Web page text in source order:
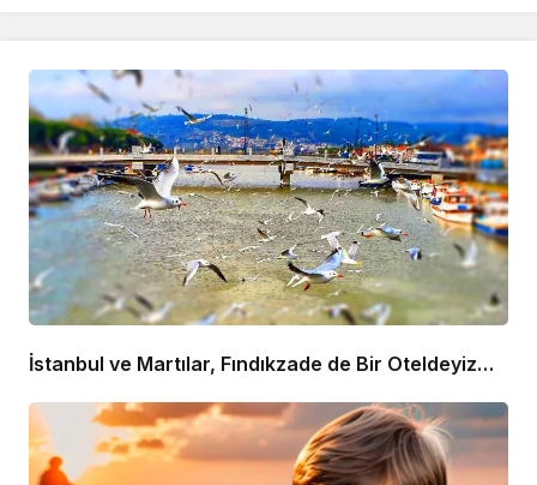
İstanbul ve Martılar, Fındıkzade de Bir Oteldeyiz…